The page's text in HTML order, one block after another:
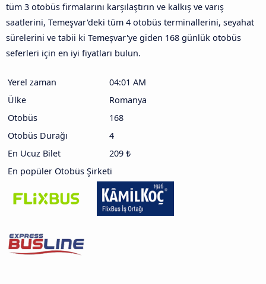
tüm 3 otobüs firmalarını karşılaştırın ve kalkış ve varış
saatlerini, Temeşvar'deki tüm 4 otobüs terminallerini, seyahat
sürelerini ve tabii ki Temeşvar'ye giden 168 günlük otobüs
seferleri için en iyi fiyatları bulun.
Yerel zaman
04:01 AM
Ülke
Romanya
Otobüs
168
Otobüs Durağı
4
En Ucuz Bilet
209 ₺
En popüler Otobüs Şirketi